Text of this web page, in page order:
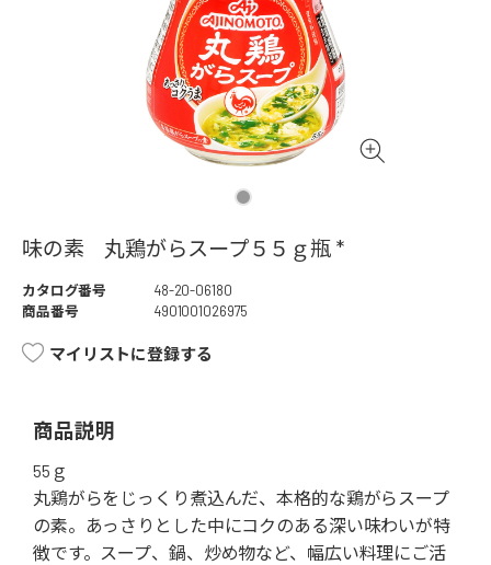
味の素 丸鶏がらスープ５５ｇ瓶 *
カタログ番号
48-20-06180
商品番号
4901001026975
マイリストに登録する
商品説明
55ｇ
丸鶏がらをじっくり煮込んだ、本格的な鶏がらスープ
の素。あっさりとした中にコクのある深い味わいが特
徴です。スープ、鍋、炒め物など、幅広い料理にご活